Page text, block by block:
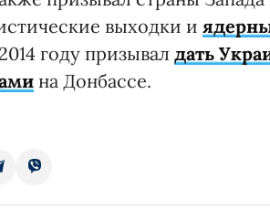
выходки и
году призывал дать
на Донбассе.